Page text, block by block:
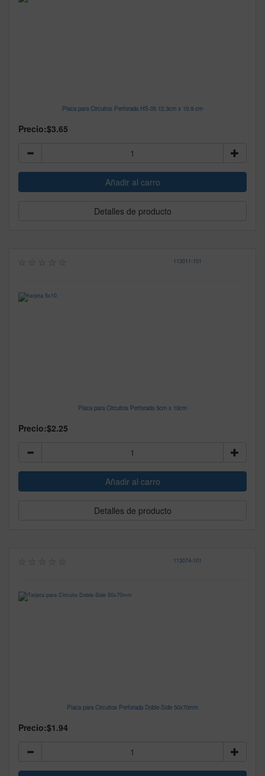
Placa para Circuitos Perforada HS-05 12.3cm x 15.9 cm
Precio:$3.65
Detalles de producto
113011-101
Placa para Circuitos Perforada 5cm x 10cm
Precio:$2.25
Detalles de producto
113074-101
Placa para Circuitos Perforada Doble-Side 50x70mm
Precio:$1.94